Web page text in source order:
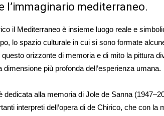
l’immaginario mediterraneo.
il Mediterraneo è insieme luogo reale e
lo spazio culturale in cui si sono formate
questo orizzonte di memoria e di mito la pittura
dimensione più profonda dell’esperienza umana.
dedicata alla memoria di Jole de Sanna
interpreti dell’opera di de Chirico, che con